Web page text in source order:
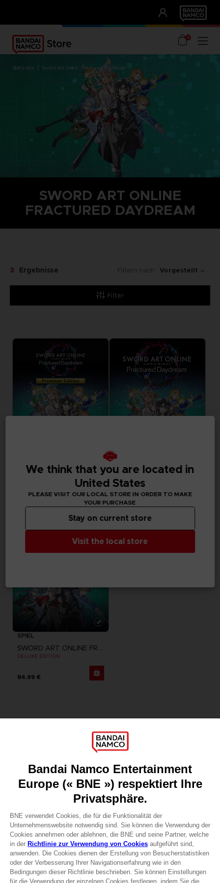
UNSERE VORTEILE
0
startseite sword art online: fractured daydream
SWORD ART ONLINE
FRACTURED DAYDREAM
Filter
3 Ergebnisse Filtern nach:
SPIEL
SWORD ART ONLINE FRACTURED DAYDREAM
99,99 €
STANDARD EDITION
59,99 €
SPIEL
SWORD ART ONLINE FRACTURED DAYDREAM
DELUXE EDITION
84,99 €
Spiele
Karriere
Lizenzen
HABEN SIE EINE FRAGE?
Unserem Support
SPIEL SPEICHERN
WERDEN SIE MITGLIED IM CLUB!
We think that you are located in
United States
PLEASE VISIT OUR LOCAL STORE IN ORDER TO MAKE
YOUR PURCHASE
Visit the local store
Stay on current store